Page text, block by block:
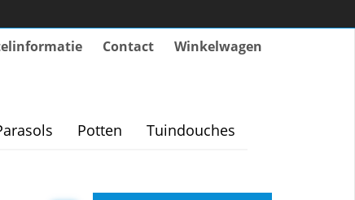
Contact Winkelwagen
Potten Tuindouches